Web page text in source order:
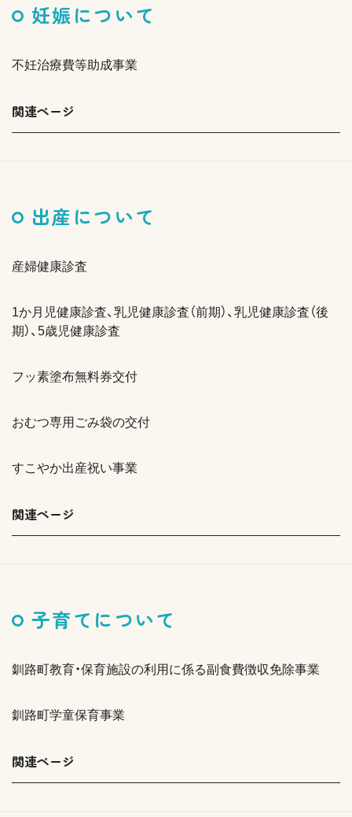
妊娠について
不妊治療費等助成事業
関連ページ
出産について
産婦健康診査
1か月児健康診査、乳児健康診査（前期）、乳児健康診査（後
期）、5歳児健康診査
フッ素塗布無料券交付
おむつ専用ごみ袋の交付
すこやか出産祝い事業
関連ページ
子育てについて
釧路町教育・保育施設の利用に係る副食費徴収免除事業
釧路町学童保育事業
関連ページ